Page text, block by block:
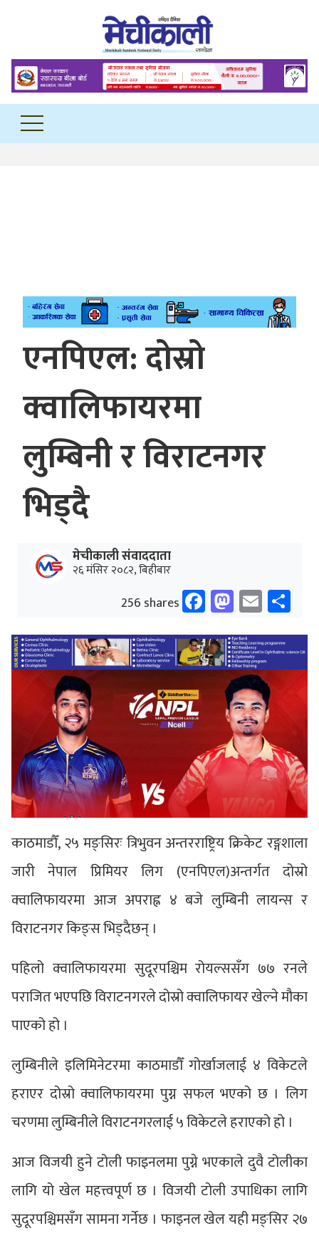
एनपिएल: दोस्रो
क्वालिफायरमा
लुम्बिनी र विराटनगर
भिड्दै
मेचीकाली संवाददाता
२६ मंसिर २०८२, बिहीबार
256 shares Facebook
Email
काठमाडौँ, २५ मङ्सिरः त्रिभुवन अन्तरराष्ट्रिय क्रिकेट रङ्गशाला
जारी नेपाल प्रिमियर लिग (एनपिएल)अन्तर्गत दोस्रो
क्वालिफायरमा आज अपराह्न ४ बजे लुम्बिनी लायन्स र
विराटनगर किङ्स भिड्दैछन् ।
पहिलो क्वालिफायरमा सुदूरपश्चिम रोयल्ससँग ७७ रनले
पराजित भएपछि विराटनगरले दोस्रो क्वालिफायर खेल्ने मौका
पाएको हो ।
लुम्बिनीले इलिमिनेटरमा काठमाडौँ गोर्खाजलाई ४ विकेटले
हराएर दोस्रो क्वालिफायरमा पुग्न सफल भएको छ । लिग
चरणमा लुम्बिनीले विराटनगरलाई ५ विकेटले हराएको हो ।
आज विजयी हुने टोली फाइनलमा पुग्ने भएकाले दुवै टोलीका
लागि यो खेल महत्त्वपूर्ण छ । विजयी टोली उपाधिका लागि
सुदूरपश्चिमसँग सामना गर्नेछ । फाइनल खेल यही मङ्सिर २७